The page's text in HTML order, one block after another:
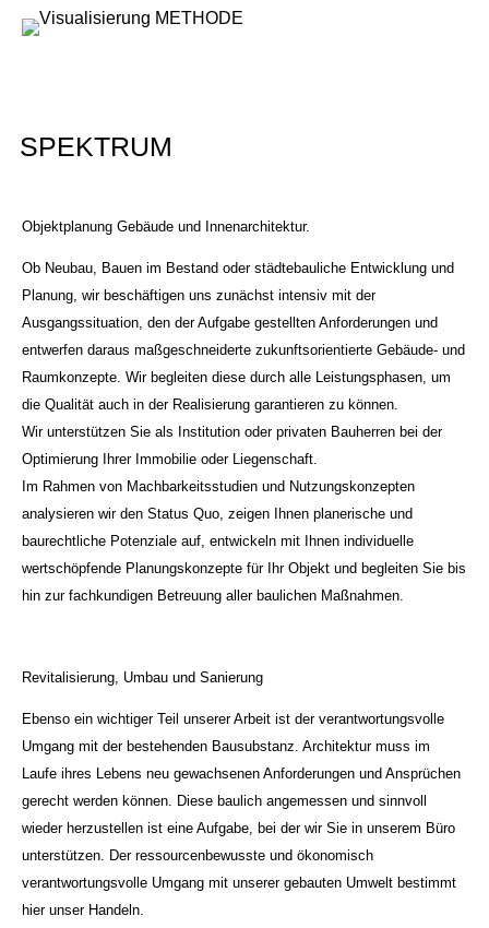
SPEKTRUM
Objektplanung Gebäude und Innenarchitektur.
Ob Neubau, Bauen im Bestand oder städtebauliche Entwicklung und
Planung, wir beschäftigen uns zunächst intensiv mit der
Ausgangssituation, den der Aufgabe gestellten Anforderungen und
entwerfen daraus maßgeschneiderte zukunftsorientierte Gebäude- und
Raumkonzepte. Wir begleiten diese durch alle Leistungsphasen, um
die Qualität auch in der Realisierung garantieren zu können.
Wir unterstützen Sie als Institution oder privaten Bauherren bei der
Optimierung Ihrer Immobilie oder Liegenschaft.
Im Rahmen von Machbarkeitsstudien und Nutzungskonzepten
analysieren wir den Status Quo, zeigen Ihnen planerische und
baurechtliche Potenziale auf, entwickeln mit Ihnen individuelle
wertschöpfende Planungskonzepte für Ihr Objekt und begleiten Sie bis
hin zur fachkundigen Betreuung aller baulichen Maßnahmen.
Revitalisierung, Umbau und Sanierung
Ebenso ein wichtiger Teil unserer Arbeit ist der verantwortungsvolle
Umgang mit der bestehenden Bausubstanz. Architektur muss im
Laufe ihres Lebens neu gewachsenen Anforderungen und Ansprüchen
gerecht werden können. Diese baulich angemessen und sinnvoll
wieder herzustellen ist eine Aufgabe, bei der wir Sie in unserem Büro
unterstützen. Der ressourcenbewusste und ökonomisch
verantwortungsvolle Umgang mit unserer gebauten Umwelt bestimmt
hier unser Handeln.